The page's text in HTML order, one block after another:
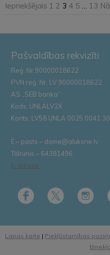
Iepriekšējais 1 2 3 4 5 13
Pašvaldības rekvizīti
Reģ. Nr.90000018622
PVN reģ. Nr. LV 90000018622
AS „SEB banka”
Kods: UNLALV2X
Konts: LV58 UNLA 0025 0041
E – pasts – dome@aluksne.lv
Tālrunis – 64381496
E-adrese
Lapas karte | Piekļūstamības